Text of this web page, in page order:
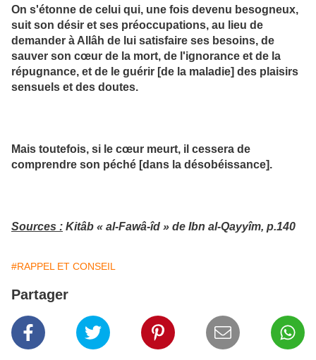
On s'étonne de celui qui, une fois devenu besogneux,
suit son désir et ses préoccupations, au lieu de
demander à Allâh de lui satisfaire ses besoins, de
sauver son cœur de la mort, de l'ignorance et de la
répugnance, et de le guérir [de la maladie] des plaisirs
sensuels et des doutes.
Mais toutefois, si le cœur meurt, il cessera de
comprendre son péché [dans la désobéissance].
Sources : Kitâb « al-Fawâ-îd » de Ibn al-Qayyîm, p.140
#RAPPEL ET CONSEIL
Partager